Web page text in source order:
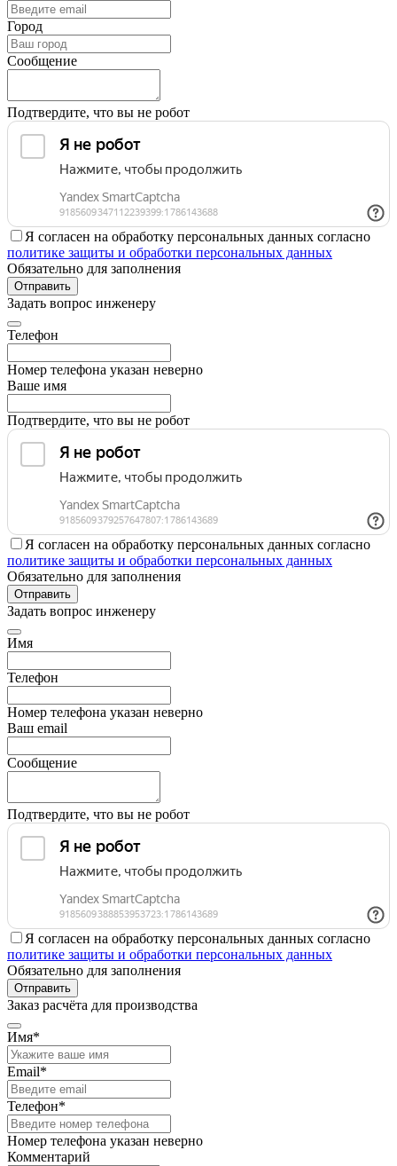
Город
Сообщение
Подтвердите, что вы не робот
Я согласен на обработку персональных данных согласно
политике защиты и обработки персональных данных
Обязательно для заполнения
Отправить
Задать вопрос инженеру
Телефон
Номер телефона указан неверно
Ваше имя
Подтвердите, что вы не робот
Я согласен на обработку персональных данных согласно
политике защиты и обработки персональных данных
Обязательно для заполнения
Отправить
Задать вопрос инженеру
Имя
Телефон
Номер телефона указан неверно
Ваш email
Сообщение
Подтвердите, что вы не робот
Я согласен на обработку персональных данных согласно
политике защиты и обработки персональных данных
Обязательно для заполнения
Отправить
Заказ расчёта для производства
Имя*
Email*
Телефон*
Номер телефона указан неверно
Комментарий